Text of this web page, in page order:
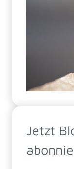
Jetzt